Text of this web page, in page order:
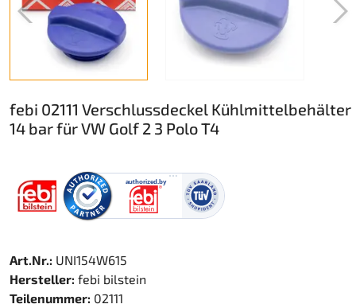
febi 02111 Verschlussdeckel Kühlmittelbehälter
14 bar für VW Golf 2 3 Polo T4
Art.Nr.: UNI154W615
Hersteller: febi bilstein
Teilenummer: 02111